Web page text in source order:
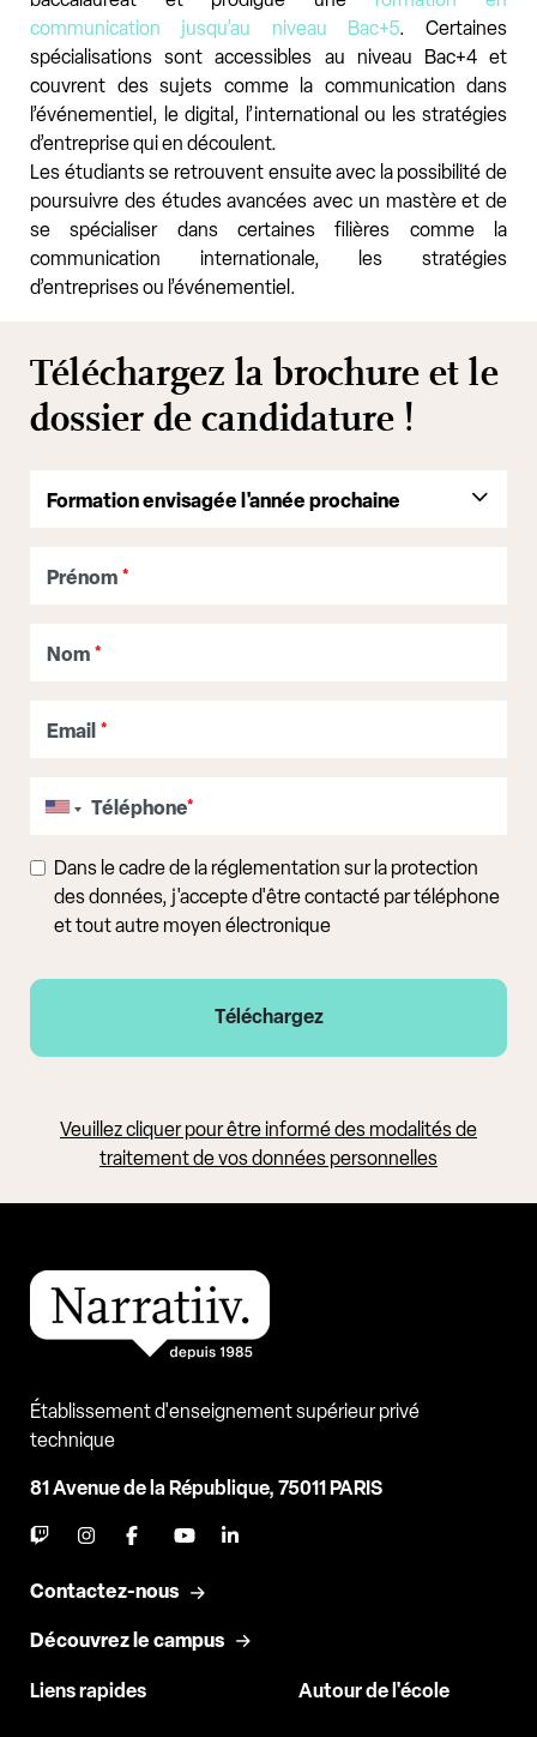
communication jusqu’au niveau Bac+5. Certaines
spécialisations sont accessibles au niveau Bac+4 et
couvrent des sujets comme la communication dans
l’événementiel, le digital, l’international ou les stratégies
d’entreprise qui en découlent.
Les étudiants se retrouvent ensuite avec la possibilité de
poursuivre des études avancées avec un mastère et de
se spécialiser dans certaines filières comme la
communication internationale, les stratégies
d’entreprises ou l’événementiel.
Téléchargez la brochure et le
dossier de candidature !
Prénom *
Nom *
Email *
Téléphone*
Dans le cadre de la réglementation sur la protection
des données, j'accepte d'être contacté par téléphone
et tout autre moyen électronique
Veuillez cliquer pour être informé des modalités de
traitement de vos données personnelles
Établissement d'enseignement supérieur privé
technique
81 Avenue de la République, 75011 PARIS
Contactez-nous
Découvrez le campus
Liens rapides Autour de l'école